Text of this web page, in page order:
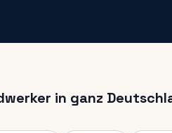
in ganz